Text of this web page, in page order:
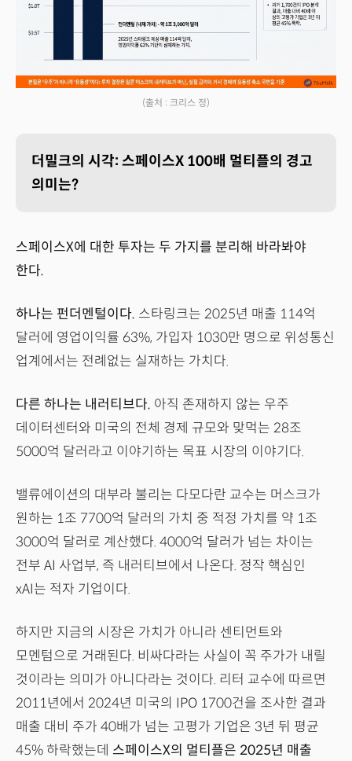
(출처 : 크리스 정)
더밀크의 시각: 스페이스X 100배 멀티플의 경고
의미는?
스페이스X에 대한 투자는 두 가지를 분리해 바라봐야
한다.
하나는 펀더멘털이다. 스타링크는 2025년 매출 114억
달러에 영업이익률 63%, 가입자 1030만 명으로 위성통신
업계에서는 전례없는 실재하는 가치다.
다른 하나는 내러티브다. 아직 존재하지 않는 우주
데이터센터와 미국의 전체 경제 규모와 맞먹는 28조
5000억 달러라고 이야기하는 목표 시장의 이야기다.
밸류에이션의 대부라 불리는 다모다란 교수는 머스크가
원하는 1조 7700억 달러의 가치 중 적정 가치를 약 1조
3000억 달러로 계산했다. 4000억 달러가 넘는 차이는
전부 AI 사업부, 즉 내러티브에서 나온다. 정작 핵심인
xAI는 적자 기업이다.
하지만 지금의 시장은 가치가 아니라 센티먼트와
모멘텀으로 거래된다. 비싸다라는 사실이 꼭 주가가 내릴
것이라는 의미가 아니다라는 것이다. 리터 교수에 따르면
2011년에서 2024년 미국의 IPO 1700건을 조사한 결과
매출 대비 주가 40배가 넘는 고평가 기업은 3년 뒤 평균
45% 하락했는데 스페이스X의 멀티플은 2025년 매출